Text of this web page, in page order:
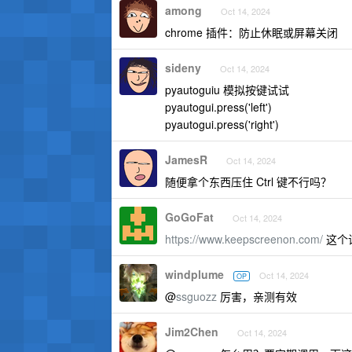
among Oct 14, 2024
chrome 插件：防止休眠或屏幕关闭
sideny Oct 14, 2024
pyautoguiu 模拟按键试试
pyautogui.press('left')
pyautogui.press('right')
JamesR Oct 14, 2024
随便拿个东西压住 Ctrl 键不行吗？
GoGoFat Oct 14, 2024
https://www.keepscreenon.com/ 这个
windplume OP Oct 14, 2024
@ssguozz 厉害，亲测有效
Jim2Chen Oct 14, 2024